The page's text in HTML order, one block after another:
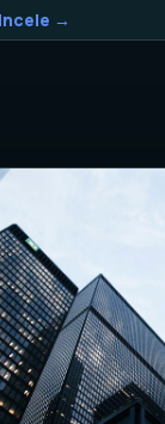
Incele →